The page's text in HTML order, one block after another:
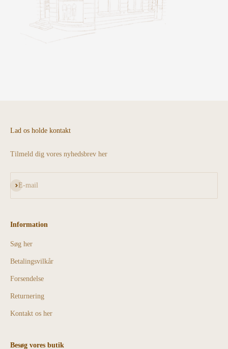
Lad os holde kontakt
Tilmeld dig vores nyhedsbrev her
E-mail
Abonnér
Information
Søg her
Betalingsvilkår
Forsendelse
Returnering
Kontakt os her
Besøg vores butik